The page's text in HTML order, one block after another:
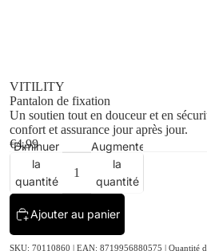
VITILITY
Pantalon de fixation
Un soutien tout en douceur et en
confort et assurance jour après jour.
€4,99
Diminuer
la
quantité
Augmenter
la
quantité
Ajouter au panier
SKU: 70110860 | EAN: 8719956880575 | Quantité